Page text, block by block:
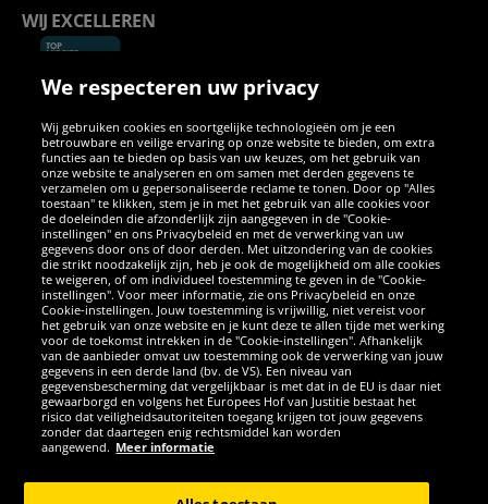
WIJ EXCELLEREN
SOCIALE MEDIA
FacebookInstagram
WhatsApp
TikTokTwitterYouTube
APPS
GER - Alle rechten voorbehouden
We respecteren uw privacy
Wij gebruiken cookies en soortgelijke technologieën om je een
betrouwbare en veilige ervaring op onze website te bieden, om extra
functies aan te bieden op basis van uw keuzes, om het gebruik van
onze website te analyseren en om samen met derden gegevens te
verzamelen om u gepersonaliseerde reclame te tonen. Door op "Alles
toestaan" te klikken, stem je in met het gebruik van alle cookies voor
de doeleinden die afzonderlijk zijn aangegeven in de "Cookie-
instellingen" en ons Privacybeleid en met de verwerking van uw
gegevens door ons of door derden. Met uitzondering van de cookies
die strikt noodzakelijk zijn, heb je ook de mogelijkheid om alle cookies
te weigeren, of om individueel toestemming te geven in de "Cookie-
instellingen". Voor meer informatie, zie ons Privacybeleid en onze
Cookie-instellingen. Jouw toestemming is vrijwillig, niet vereist voor
het gebruik van onze website en je kunt deze te allen tijde met werking
voor de toekomst intrekken in de "Cookie-instellingen". Afhankelijk
van de aanbieder omvat uw toestemming ook de verwerking van jouw
gegevens in een derde land (bv. de VS). Een niveau van
gegevensbescherming dat vergelijkbaar is met dat in de EU is daar niet
gewaarborgd en volgens het Europees Hof van Justitie bestaat het
risico dat veiligheidsautoriteiten toegang krijgen tot jouw gegevens
zonder dat daartegen enig rechtsmiddel kan worden
aangewend. Meer informatie